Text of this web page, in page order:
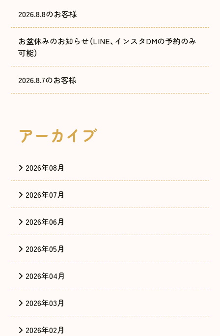
2026.8.8のお客様
お盆休みのお知らせ（LINE、インスタDMの予約のみ
可能）
2026.8.7のお客様
アーカイブ
2026年08月
2026年07月
2026年06月
2026年05月
2026年04月
2026年03月
2026年02月